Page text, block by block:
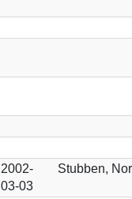
2002-
03-03
Stubben,